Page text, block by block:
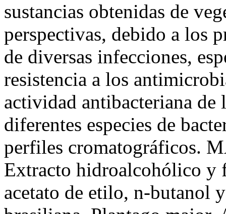
sustancias obtenidas de
perspectivas, debido a los
de diversas infecciones,
resistencia a los
actividad antibacteriana de
diferentes especies de
perfiles cromatográficos.
Extracto hidroalcohólico y
acetato de etilo, n-butanol